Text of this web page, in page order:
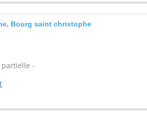
Bourg saint christophe
partielle -